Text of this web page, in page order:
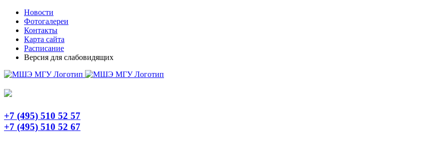
Skip
content
TelegramНовости
Фотогалереи
Контакты
Карта сайта
Расписание
Версия для слабовидящих
+7 (495) 510 52 57
+7 (495) 510 52 67